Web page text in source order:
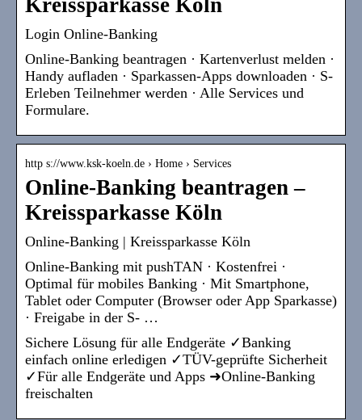
Login Online-Banking
Online-Banking beantragen · Kartenverlust melden ·
Handy aufladen · Sparkassen-Apps downloaden · S-
Erleben Teilnehmer werden · Alle Services und
Formulare.
http s://www.ksk-koeln.de › Home › Services
Online-Banking beantragen –
Kreissparkasse Köln
Online-Banking | Kreissparkasse Köln
Online-Banking mit pushTAN · Kostenfrei ·
Optimal für mobiles Banking · Mit Smartphone,
Tablet oder Computer (Browser oder App Sparkasse)
· Freigabe in der S- …
Sichere Lösung für alle Endgeräte ✓Banking
einfach online erledigen ✓TÜV-geprüfte Sicherheit
✓Für alle Endgeräte und Apps ➜Online-Banking
freischalten